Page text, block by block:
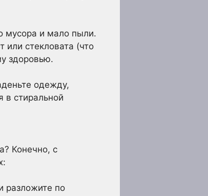
мусора и мало пыли.
или стекловата (что
здоровью.
одежду,
в стиральной
Конечно, с
разложите по